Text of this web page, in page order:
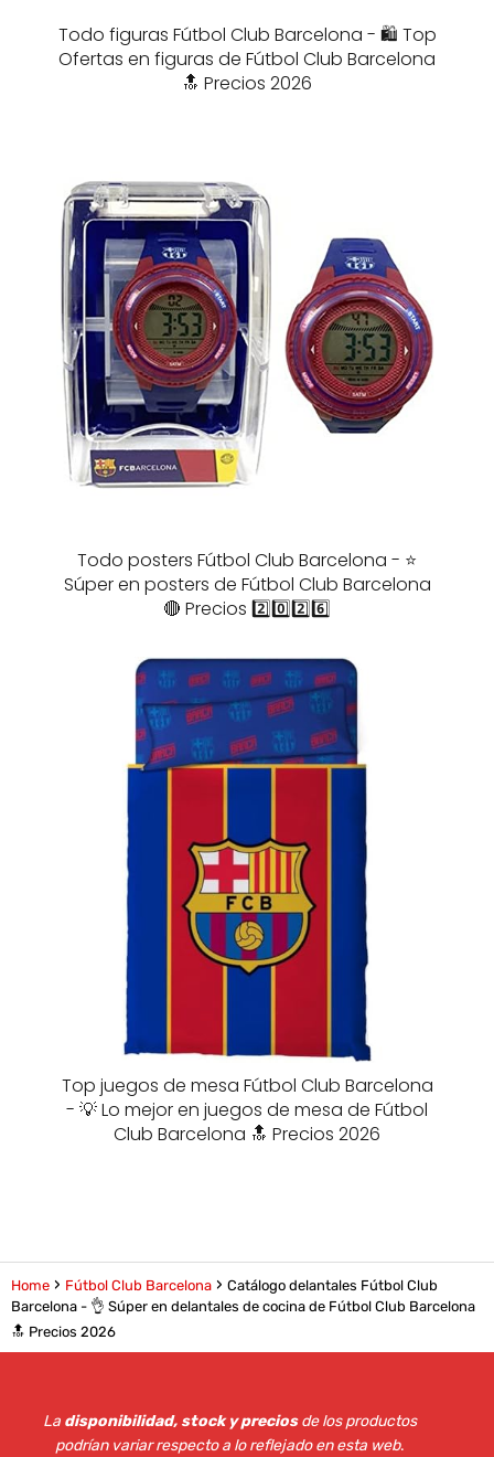
Todo figuras Fútbol Club Barcelona - 🛍️ Top
Ofertas en figuras de Fútbol Club Barcelona
🔝 Precios 2026
Todo posters Fútbol Club Barcelona - ⭐️
Súper en posters de Fútbol Club Barcelona
🔴 Precios 2️⃣0️⃣2️⃣6️⃣
Top juegos de mesa Fútbol Club Barcelona
- 💡 Lo mejor en juegos de mesa de Fútbol
Club Barcelona 🔝 Precios 2026
Home Fútbol Club Barcelona
Catálogo delantales Fútbol Club
Barcelona - 👌 Súper en delantales de cocina de Fútbol Club Barcelona
🔝 Precios 2026
La disponibilidad, stock y preciosde los productos
podrían variar respecto a lo reflejado en esta web.